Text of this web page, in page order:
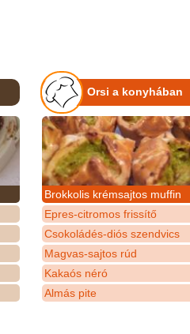
Orsi a konyhában
Brokkolis krémsajtos muffin
Epres-citromos frissítő
Csokoládés-diós szendvics
Magvas-sajtos rúd
Kakaós néró
Almás pite